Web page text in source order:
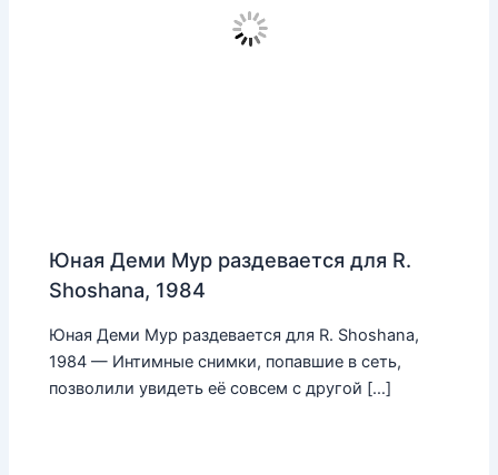
Юная Деми Мур раздевается для R.
Shoshana, 1984
Юная Деми Мур раздевается для R. Shoshana,
1984 — Интимные снимки, попавшие в сеть,
позволили увидеть её совсем с другой […]